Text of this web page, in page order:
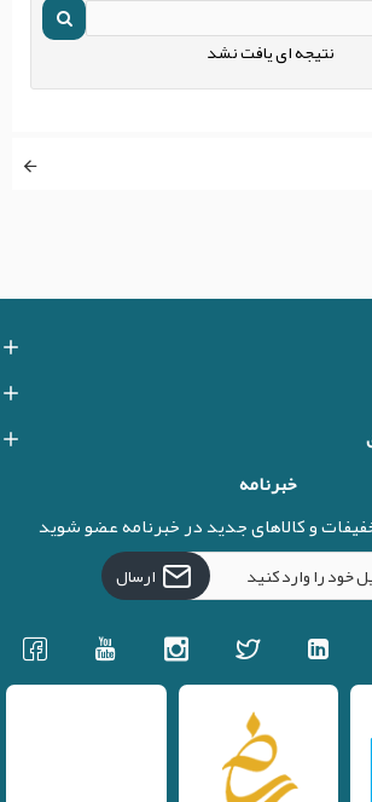
نتیجه ای یافت نشد
خبرنامه
و کالاهای جدید در خبرنامه عضو شوید
ارسال